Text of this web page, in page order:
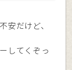
安だけど、
してくぞっ